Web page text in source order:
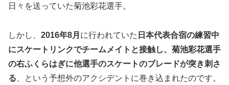
日々を送っていた菊池彩花選手。
しかし、 2016年8月 に行われていた 日本代表合宿の練習中
にスケートリンクでチームメイトと接触し、菊池彩花選手
の右ふくらはぎに他選手のスケートのブレードが突き刺さ
る 、という予想外のアクシデントに巻き込まれたのです。